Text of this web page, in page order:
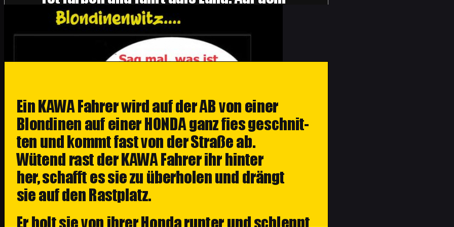
2 Blondinen stehen nackt vor dem Spiegel, sagt die eine "Huch du hast ja schwarze
doch nicht überall blöd".